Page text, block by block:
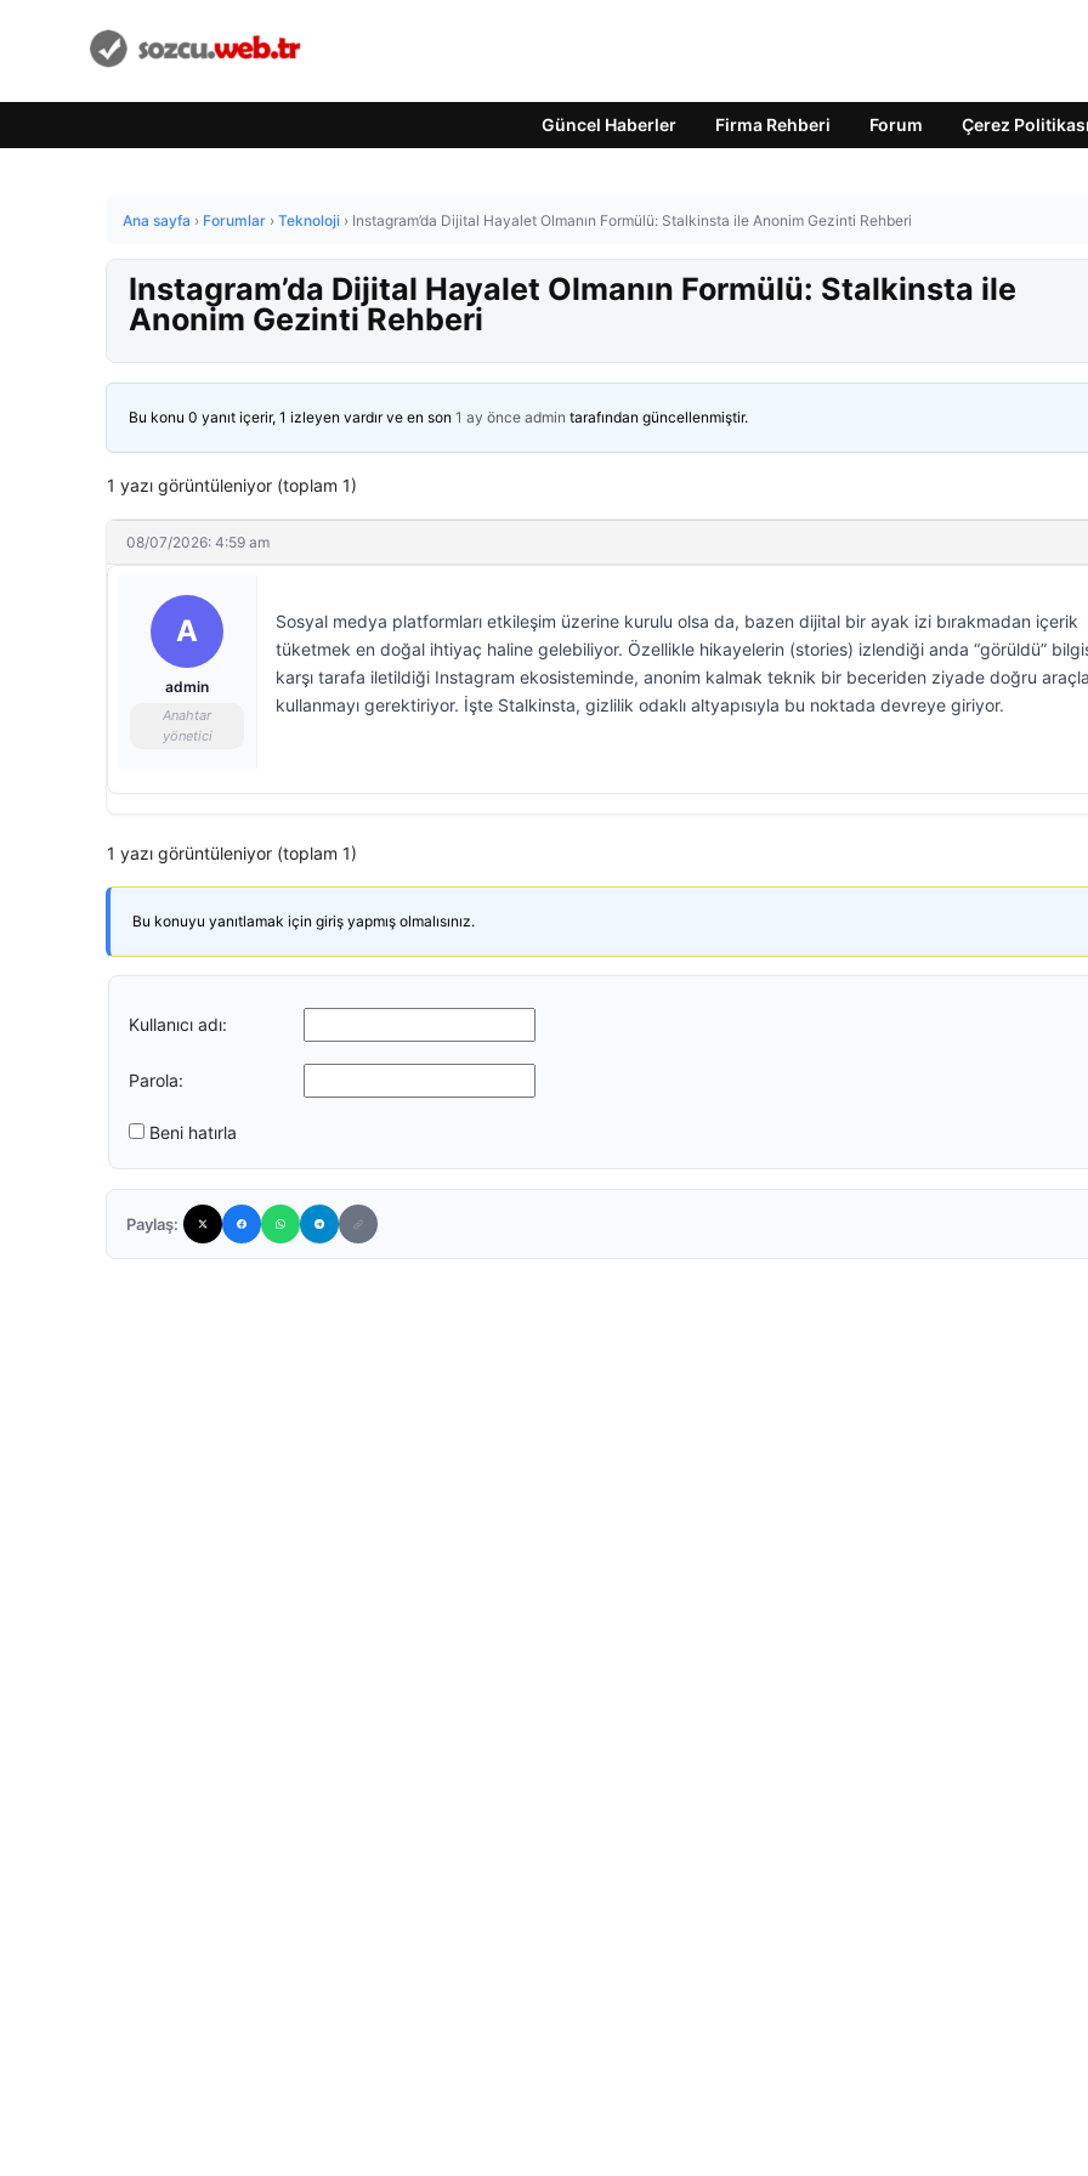
Güncel Haberler Firma Rehberi Forum Çerez Politikası
Ana sayfa › Forumlar › Teknoloji › Instagram’da Dijital Hayalet Olmanın Formülü: Stalkinsta ile Anonim Gezinti Rehberi
Instagram’da Dijital Hayalet Olmanın Formülü: Stalkinsta ile
Anonim Gezinti Rehberi
Bu konu 0 yanıt içerir, 1 izleyen vardır ve en son 1 ay önce admin tarafından güncellenmiştir.
1 yazı görüntüleniyor (toplam 1)
08/07/2026: 4:59 am
A
admin
Anahtar
yönetici
Sosyal medya platformları etkileşim üzerine kurulu olsa da, bazen dijital bir ayak izi bırakmadan içerik
tüketmek en doğal ihtiyaç haline gelebiliyor. Özellikle hikayelerin (stories) izlendiği anda “görüldü”
karşı tarafa iletildiği Instagram ekosisteminde, anonim kalmak teknik bir beceriden ziyade doğru
kullanmayı gerektiriyor. İşte Stalkinsta, gizlilik odaklı altyapısıyla bu noktada devreye giriyor.
1 yazı görüntüleniyor (toplam 1)
Bu konuyu yanıtlamak için giriş yapmış olmalısınız.
Kullanıcı adı:
Parola:
Beni hatırla
Paylaş: